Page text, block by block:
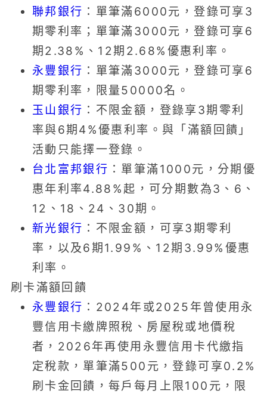
聯邦銀行 ：單筆滿6000元，登錄可享3
期零利率；單筆滿3000元，登錄可享6
期2.38%、12期2.68%優惠利率。
永豐銀行 ：單筆滿3000元，登錄可享6
期零利率，限量50000名。
玉山銀行 ：不限金額，登錄享3期零利
率與6期4%優惠利率。與「滿額回饋」
活動只能擇一登錄。
台北富邦銀行 ：單筆滿1000元，分期優
惠年利率4.88%起，可分期數為3、6、
12、18、24、30期。
新光銀行 ：不限金額，可享3期零利
率，以及6期1.99%、12期3.99%優惠
利率。
刷卡滿額回饋
永豐銀行 ：2024年或2025年曾使用永
豐信用卡繳牌照稅、房屋稅或地價稅
者，2026年再使用永豐信用卡代繳指
定稅款，單筆滿500元，登錄可享0.2%
刷卡金回饋，每戶每月上限100元，限